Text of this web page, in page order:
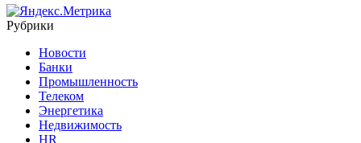
Рубрики
Новости
Банки
Промышленность
Телеком
Энергетика
Недвижимость
HR